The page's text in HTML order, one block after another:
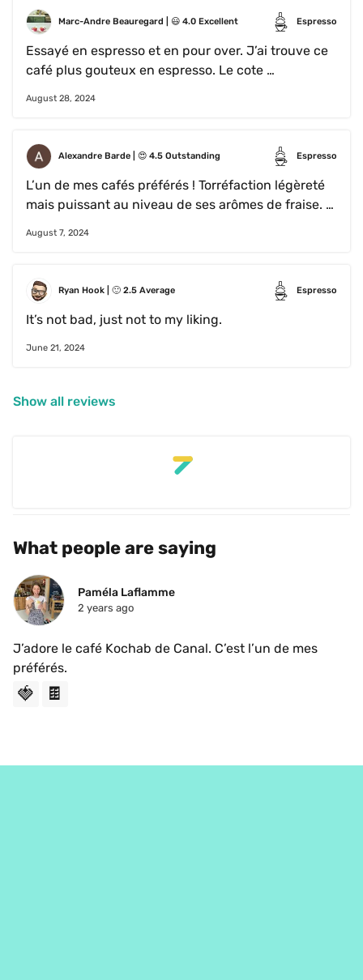
Marc-Andre Beauregard 😃 4.0 Excellent Espresso
Essayé en espresso et en pour over. J’ai trouve ce
café plus gouteux en espresso. Le cote
vraiment bon. Il a une odeur particuliere qui
accessible et bien balancé. Je rachèterais
August 28, 2024
Alexandre Barde 😍 4.5 Outstanding Espresso
L’un de mes cafés préférés ! Torréfaction légèreté
mais puissant au niveau de ses arômes de fraise.
le sers très volontiers dès le matin.
August 7, 2024
Ryan Hook 🙂 2.5 Average Espresso
June 21, 2024
Show all reviews
What people are saying
Paméla Laflamme
2 years ago
J’adore le café Kochab de Canal. C’est l’un de mes
préférés.
🍓 🍫